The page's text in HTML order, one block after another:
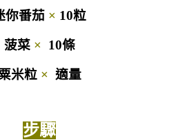
你番茄 × 10粒
菠菜 × 10條
米粒 × 適量
步驟